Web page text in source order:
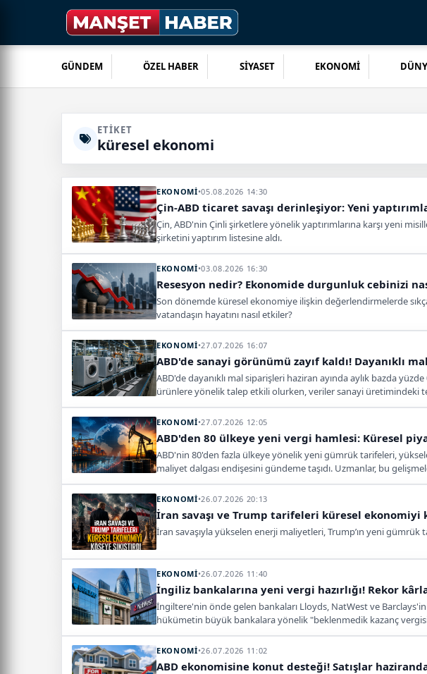
GÜNDEM ÖZEL HABER SİYASET EKONOMİ
ETIKET
küresel ekonomi
EKONOMİ•05.08.2026 14:30
Çin-ABD ticaret savaşı derinleşiyor: Yeni
Çin, ABD'nin Çinli şirketlere yönelik yaptırımlarına karşı yeni
şirketini yaptırım listesine aldı.
EKONOMİ•03.08.2026 16:30
Resesyon nedir? Ekonomide durgunluk cebinizi
Son dönemde küresel ekonomiye ilişkin değerlendirmelerde
vatandaşın hayatını nasıl etkiler?
EKONOMİ•27.07.2026 16:07
ABD'de sanayi görünümü zayıf kaldı! Dayanıklı
ABD'de dayanıklı mal siparişleri haziran ayında aylık bazda
ürünlere yönelik talep etkili olurken, veriler sanayi
EKONOMİ•27.07.2026 12:05
ABD'den 80 ülkeye yeni vergi hamlesi: Küresel
ABD'nin 80'den fazla ülkeye yönelik yeni gümrük tarifeleri,
maliyet dalgası endişesini gündeme taşıdı. Uzmanlar, bu
EKONOMİ•26.07.2026 20:13
İran savaşı ve Trump tarifeleri küresel ekonomiyi
İran savaşıyla yükselen enerji maliyetleri, Trump’ın yeni
EKONOMİ•26.07.2026 11:40
İngiliz bankalarına yeni vergi hazırlığı! Rekor
İngiltere'nin önde gelen bankaları Lloyds, NatWest ve Barclays'in
hükümetin büyük bankalara yönelik "beklenmedik kazanç vergisi"
EKONOMİ•26.07.2026 11:02
ABD ekonomisine konut desteği! Satışlar